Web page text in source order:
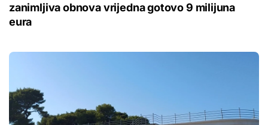
zanimljiva obnova vrijedna gotovo 9 milijuna
eura